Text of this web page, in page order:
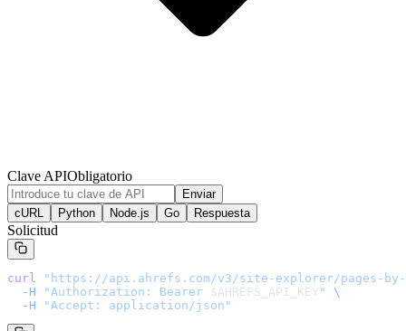
Clave APIObligatorio
Enviar
cURL
Python Node.js Go Respuesta
Solicitud
curl " https://api.ahrefs.com/v3/site-explorer/pages-
  -H
"Authorization: Bearer $AHREFS_API_KEY "
\
  -H
"Accept: application/json"